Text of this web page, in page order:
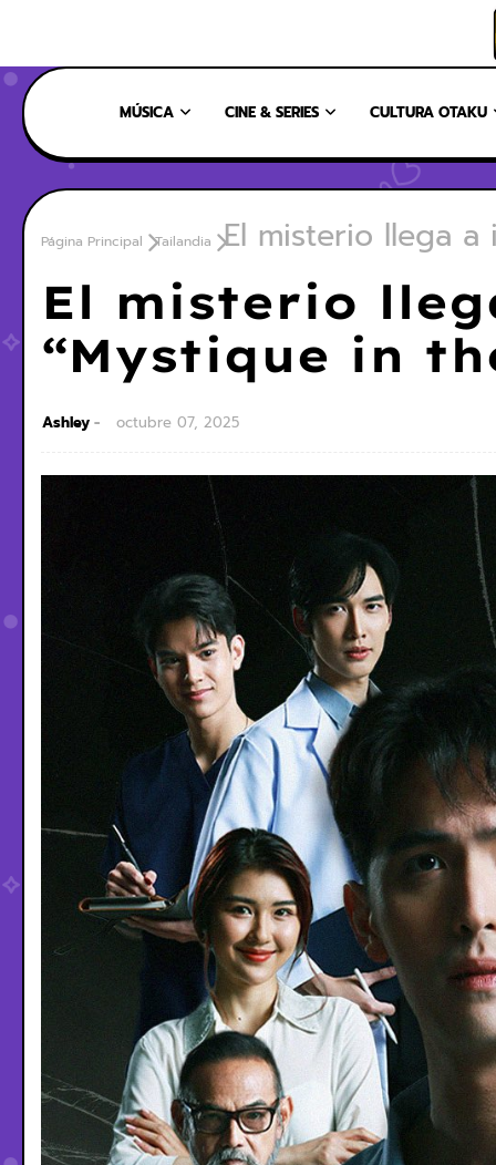
MÚSICA CINE & SERIES CULTURA OTAKU
Página Principal Tailandia El misterio llega a
El misterio
“Mystique in
Ashley octubre 07, 2025